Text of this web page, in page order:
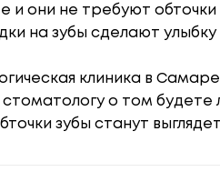
и они не требуют
на зубы сделают
клиника в
о том будете
зубы станут